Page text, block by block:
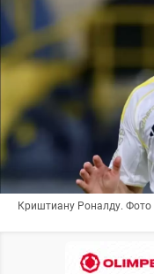
Криштиану Роналду.